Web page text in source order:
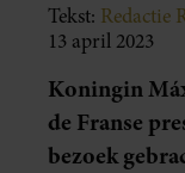
Tekst: Redactie
13 april 2023
Koningin
de Franse
bezoek